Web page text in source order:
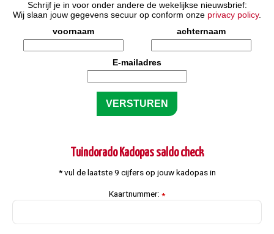
Schrijf je in voor onder andere de wekelijkse nieuwsbrief:
Wij slaan jouw gegevens secuur op conform onze privacy policy.
voornaam
achternaam
E-mailadres
Tuindorado Kadopas saldo check
* vul de laatste 9 cijfers op jouw kadopas in
Kaartnummer: *